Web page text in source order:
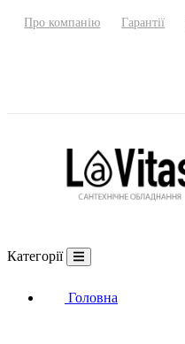
Про компанію Гарантії
Категорії
Головна